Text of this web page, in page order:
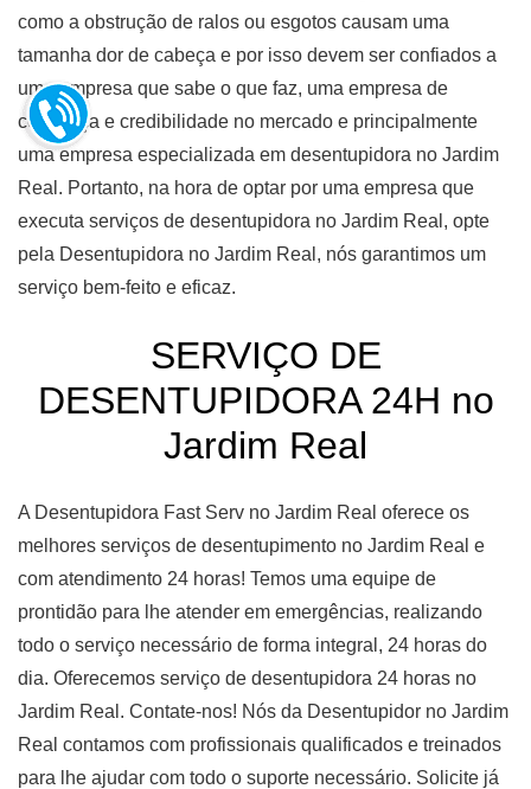
como a obstrução de ralos ou esgotos causam uma
tamanha dor de cabeça e por isso devem ser confiados a
uma empresa que sabe o que faz, uma empresa de
confiança e credibilidade no mercado e principalmente
uma empresa especializada em desentupidora no Jardim
Real. Portanto, na hora de optar por uma empresa que
executa serviços de desentupidora no Jardim Real, opte
pela Desentupidora no Jardim Real, nós garantimos um
serviço bem-feito e eficaz.
SERVIÇO DE
DESENTUPIDORA 24H no
Jardim Real
A Desentupidora Fast Serv no Jardim Real oferece os
melhores serviços de desentupimento no Jardim Real e
com atendimento 24 horas! Temos uma equipe de
prontidão para lhe atender em emergências, realizando
todo o serviço necessário de forma integral, 24 horas do
dia. Oferecemos serviço de desentupidora 24 horas no
Jardim Real. Contate-nos! Nós da Desentupidor no Jardim
Real contamos com profissionais qualificados e treinados
para lhe ajudar com todo o suporte necessário. Solicite já